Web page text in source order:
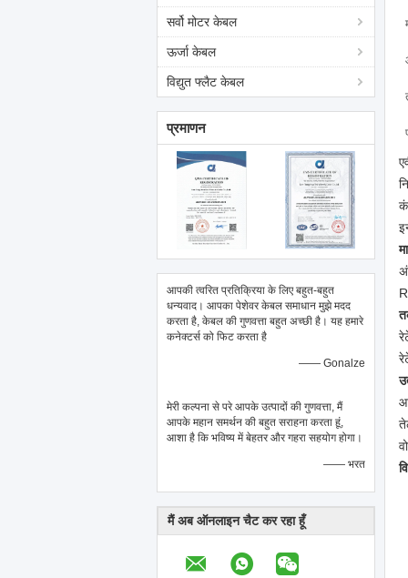
सर्वो मोटर केबल
ऊर्जा केबल
विद्युत फ्लैट केबल
प्रमाणन
आपकी त्वरित प्रतिक्रिया के लिए बहुत-बहुत
धन्यवाद। आपका पेशेवर केबल समाधान मुझे मदद
करता है, केबल की गुणवत्ता बहुत अच्छी है। यह हमारे
कनेक्टर्स को फिट करता है
—— Gonalze
मेरी कल्पना से परे आपके उत्पादों की गुणवत्ता, मैं
आपके महान समर्थन की बहुत सराहना करता हूं,
आशा है कि भविष्य में बेहतर और गहरा सहयोग होगा।
—— भरत
मैं अब ऑनलाइन चैट कर रहा हूँ